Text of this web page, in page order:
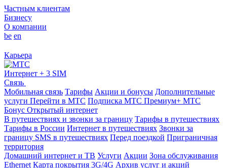
Частным клиентам
Бизнесу
О компании
be en
Карьера
Интернет + 3 SIM
Связь
Мобильная связь Тарифы Акции и бонусы Дополнительные
услуги Перейти в МТС Подписка МТС Премиум+ МТС
Бонус Открытый интернет
В путешествиях и звонки за границу Тарифы в путешествиях
Тарифы в России Интернет в путешествиях Звонки за
границу SMS в путешествиях Перед поездкой Приграничная
территория
Домашний интернет и ТВ Услуги Акции Зона обслуживания
Ethernet Карта покрытия 3G/4G Архив услуг и акций